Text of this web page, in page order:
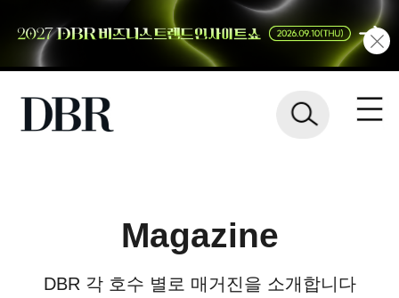
Magazine
DBR 각 호수 별로 매거진을 소개합니다